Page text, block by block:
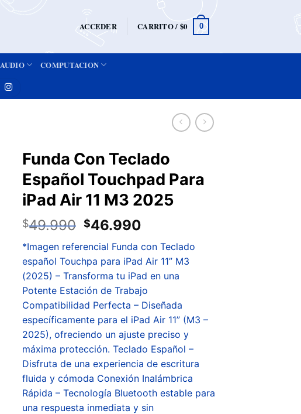
ACCEDER CARRITO / $0 0
AUDIO COMPUTACION
Funda Con Teclado
Español Touchpad Para
iPad Air 11 M3 2025
$49.990 $46.990
*Imagen referencial Funda con Teclado
español Touchpa para iPad Air 11” M3
(2025) – Transforma tu iPad en una
Potente Estación de Trabajo
Compatibilidad Perfecta – Diseñada
específicamente para el iPad Air 11” (M3 –
2025), ofreciendo un ajuste preciso y
máxima protección. Teclado Español –
Disfruta de una experiencia de escritura
fluida y cómoda Conexión Inalámbrica
Rápida – Tecnología Bluetooth estable para
una respuesta inmediata y sin